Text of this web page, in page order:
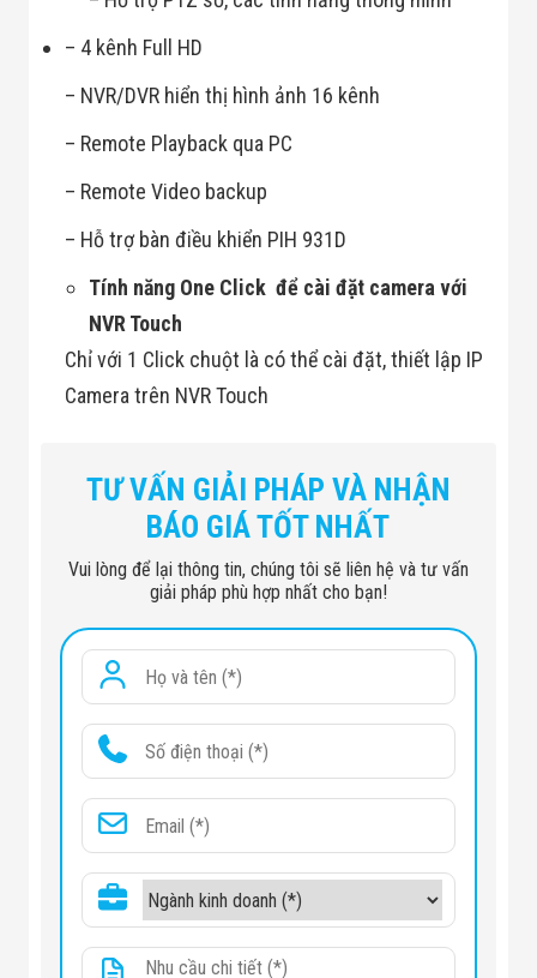
– 4 kênh Full HD
– NVR/DVR hiển thị hình ảnh 16 kênh
– Remote Playback qua PC
– Remote Video backup
– Hỗ trợ bàn điều khiển PIH 931D
Tính năng One Click để cài đặt camera với
NVR Touch
Chỉ với 1 Click chuột là có thể cài đặt, thiết lập IP
Camera trên NVR Touch
TƯ VẤN GIẢI PHÁP VÀ NHẬN
BÁO GIÁ TỐT NHẤT
Vui lòng để lại thông tin, chúng tôi sẽ liên hệ và tư vấn
giải pháp phù hợp nhất cho bạn!